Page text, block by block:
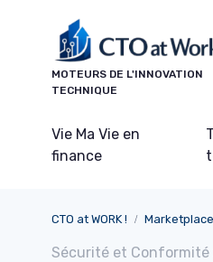
MOTEURS DE L'INNOVATION
TECHNIQUE
Vie Ma Vie en
finance
CTO at WORK !
Sécurité et